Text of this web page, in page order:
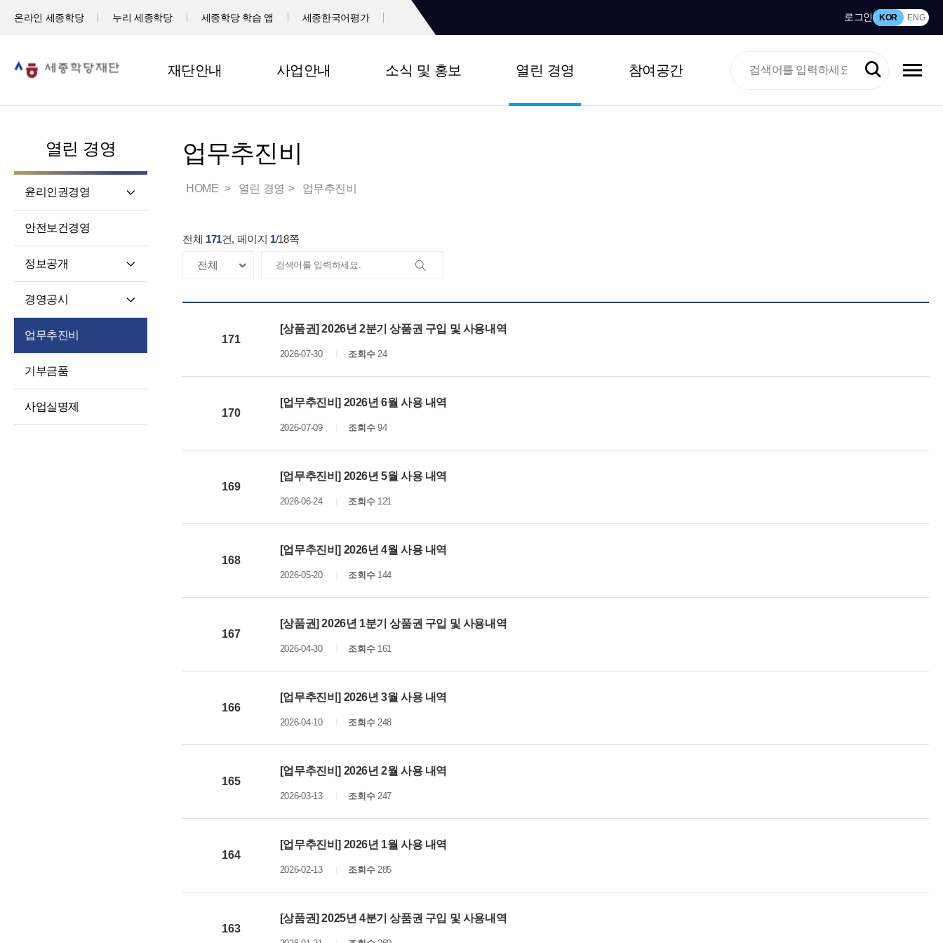
온라인 세종학당 누리 세종학당 세종학당 학습 앱 세종한국어평가 로그인 KOR ENG
재단안내 사업안내 소식 및 홍보 열린 경영 참여공간
열린 경영
윤리인권경영
고객서비스 헌장
윤리 자가 진단
재단 청렴 실천 결의문
인권경영
윤리인권경영 활동
청렴포털부패신고
(레드휘슬)
안전보건경영
정보공개
처리절차
정보공개방법
불복구제절차
경영공시
징계처분 결과
소송 및 소송대리인
현황
업무추진비
기부금품
사업실명제
업무추진비
HOME 열린 경영 업무추진비
전체 171건, 페이지 1/18쪽
171
[상품권] 2026년 2분기 상품권 구입 및 사용내역
2026-07-30 조회수24
170
[업무추진비] 2026년 6월 사용 내역
2026-07-09 조회수94
169
[업무추진비] 2026년 5월 사용 내역
2026-06-24 조회수121
168
[업무추진비] 2026년 4월 사용 내역
2026-05-20 조회수144
167
[상품권] 2026년 1분기 상품권 구입 및 사용내역
2026-04-30 조회수161
166
[업무추진비] 2026년 3월 사용 내역
2026-04-10 조회수248
165
[업무추진비] 2026년 2월 사용 내역
2026-03-13 조회수247
164
[업무추진비] 2026년 1월 사용 내역
2026-02-13 조회수285
163
[상품권] 2025년 4분기 상품권 구입 및 사용내역